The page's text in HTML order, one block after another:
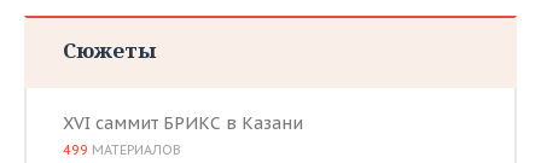
Сюжеты
XVI саммит БРИКС в Казани
499 МАТЕРИАЛОВ